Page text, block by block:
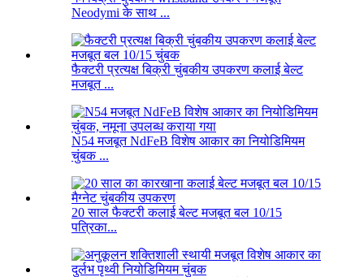
Neodymi के साथ ...
फैक्टरी प्रत्यक्ष बिक्री चुंबकीय उपकरण कलाई बेल्ट
मजबूत ...
N54 मजबूत NdFeB विशेष आकार का नियोडिमियम
चुंबक ...
20 साल फैक्टरी कलाई बेल्ट मजबूत बल 10/15
पत्रिका...